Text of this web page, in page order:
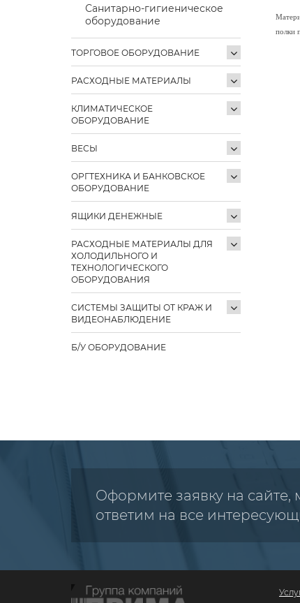
Санитарно-гигиеническое
оборудование
ТОРГОВОЕ ОБОРУДОВАНИЕ
РАСХОДНЫЕ МАТЕРИАЛЫ
КЛИМАТИЧЕСКОЕ
ОБОРУДОВАНИЕ
ВЕСЫ
ОРГТЕХНИКА И БАНКОВСКОЕ
ОБОРУДОВАНИЕ
ЯЩИКИ ДЕНЕЖНЫЕ
РАСХОДНЫЕ МАТЕРИАЛЫ ДЛЯ
ХОЛОДИЛЬНОГО И
ТЕХНОЛОГИЧЕСКОГО
ОБОРУДОВАНИЯ
СИСТЕМЫ ЗАЩИТЫ ОТ КРАЖ И
ВИДЕОНАБЛЮДЕНИЕ
Б/У ОБОРУДОВАНИЕ
полки
Оформите заявку на
ответим на все